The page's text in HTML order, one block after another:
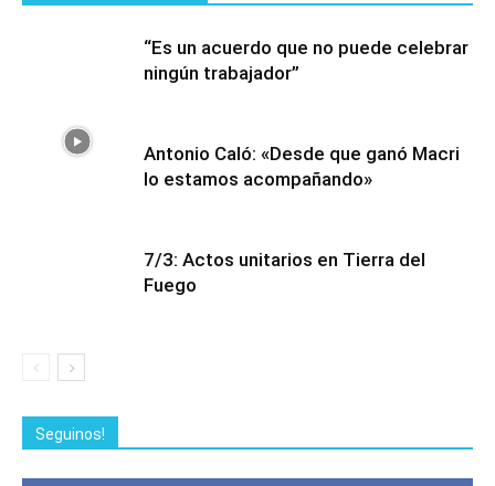
“Es un acuerdo que no puede celebrar
ningún trabajador”
Antonio Caló: «Desde que ganó Macri
lo estamos acompañando»
7/3: Actos unitarios en Tierra del
Fuego
Seguinos!